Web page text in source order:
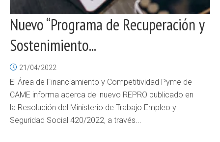
Nuevo “Programa de Recuperación y
Sostenimiento...
21/04/2022
El Área de Financiamiento y Competitividad Pyme de
CAME informa acerca del nuevo REPRO publicado en
la Resolución del Ministerio de Trabajo Empleo y
Seguridad Social 420/2022, a través...